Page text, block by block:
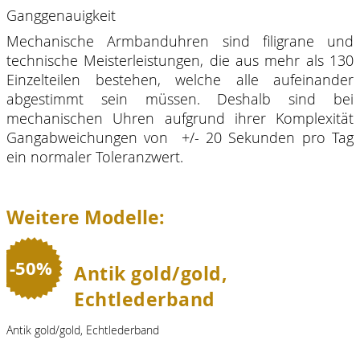
Ganggenauigkeit
Mechanische Armbanduhren sind filigrane und
technische Meisterleistungen, die aus mehr als 130
Einzelteilen bestehen, welche alle aufeinander
abgestimmt sein müssen. Deshalb sind bei
mechanischen Uhren aufgrund ihrer Komplexität
Gangabweichungen von +/- 20 Sekunden pro Tag
ein normaler Toleranzwert.
Weitere Modelle:
-50%
Antik gold/gold,
Echtlederband
Antik gold/gold, Echtlederband